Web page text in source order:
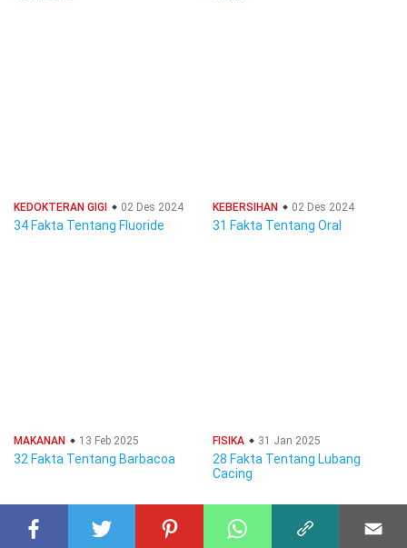
KEDOKTERAN GIGI 02 Des 2024
34 Fakta Tentang Fluoride
KEBERSIHAN 02 Des 2024
31 Fakta Tentang Oral
MAKANAN 13 Feb 2025
32 Fakta Tentang Barbacoa
FISIKA 31 Jan 2025
28 Fakta Tentang Lubang
Cacing